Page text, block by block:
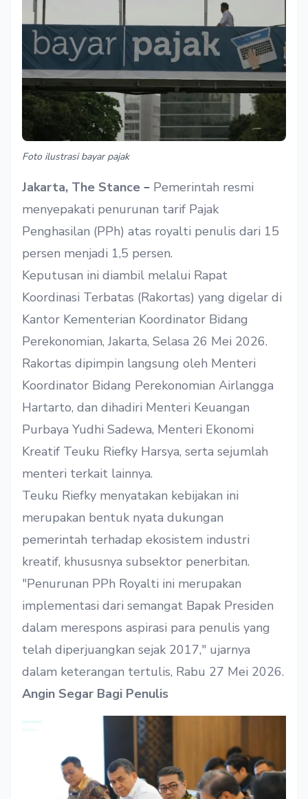
Foto ilustrasi bayar pajak
Jakarta, The Stance – Pemerintah resmi
menyepakati penurunan tarif Pajak
Penghasilan (PPh) atas royalti penulis dari 15
persen menjadi 1,5 persen.
Keputusan ini diambil melalui Rapat
Koordinasi Terbatas (Rakortas) yang digelar di
Kantor Kementerian Koordinator Bidang
Perekonomian, Jakarta, Selasa 26 Mei 2026.
Rakortas dipimpin langsung oleh Menteri
Koordinator Bidang Perekonomian Airlangga
Hartarto, dan dihadiri Menteri Keuangan
Purbaya Yudhi Sadewa, Menteri Ekonomi
Kreatif Teuku Riefky Harsya, serta sejumlah
menteri terkait lainnya.
Teuku Riefky menyatakan kebijakan ini
merupakan bentuk nyata dukungan
pemerintah terhadap ekosistem industri
kreatif, khususnya subsektor penerbitan.
"Penurunan PPh Royalti ini merupakan
implementasi dari semangat Bapak Presiden
dalam merespons aspirasi para penulis yang
telah diperjuangkan sejak 2017," ujarnya
dalam keterangan tertulis, Rabu 27 Mei 2026.
Angin Segar Bagi Penulis